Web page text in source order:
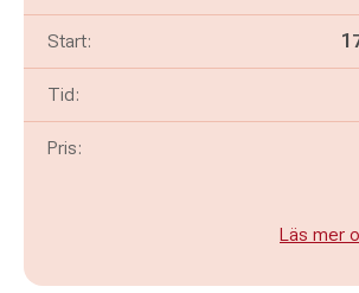
Start:
Tid:
Pris:
Läs mer